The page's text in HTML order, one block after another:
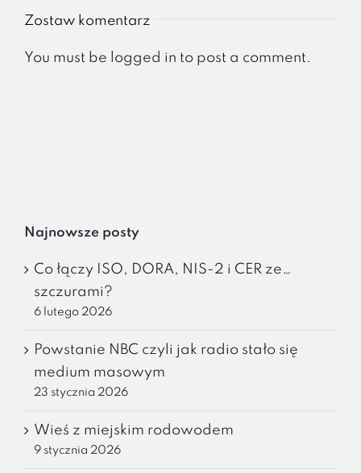
Zostaw komentarz
You must be logged in to post a comment.
Najnowsze posty
Co łączy ISO, DORA, NIS-2 i CER ze…
szczurami?
6 lutego 2026
Powstanie NBC czyli jak radio stało się
medium masowym
23 stycznia 2026
Wieś z miejskim rodowodem
9 stycznia 2026